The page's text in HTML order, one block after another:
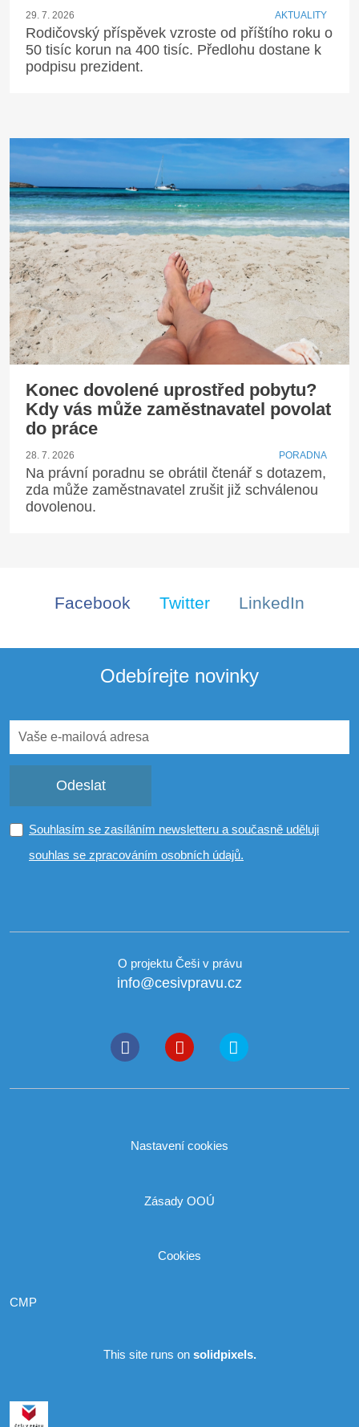
29. 7. 2026 AKTUALITY
Rodičovský příspěvek vzroste od příštího roku o
50 tisíc korun na 400 tisíc. Předlohu dostane k
podpisu prezident.
Konec dovolené uprostřed pobytu?
Kdy vás může zaměstnavatel povolat
do práce
28. 7. 2026 PORADNA
Na právní poradnu se obrátil čtenář s dotazem,
zda může zaměstnavatel zrušit již schválenou
dovolenou.
Facebook Twitter LinkedIn
Odebírejte novinky
Odeslat
Souhlasím se zasíláním newsletteru a současně uděluji
souhlas se zpracováním osobních údajů.
O projektu Češi v právu
info@cesivpravu.cz
Nastavení cookies
Zásady OOÚ
Cookies
CMP
This site runs on solidpixels.